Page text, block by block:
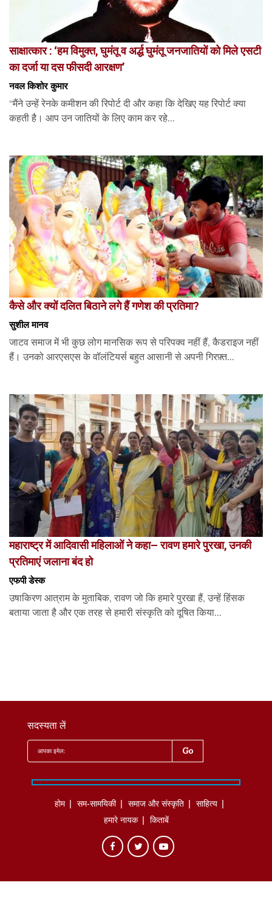
साक्षात्कार : ‘हम विमुक्त, घुमंतू व अर्द्ध घुमंतू जनजातियों को मिले एसटी
का दर्जा या दस फीसदी आरक्षण’
नवल किशोर कुमार
“मैंने उन्हें रेनके कमीशन की रिपोर्ट दी और कहा कि देखिए यह रिपोर्ट क्या
कहती है। आप उन जातियों के लिए काम कर रहे...
कैसे और क्यों दलित बिठाने लगे हैं गणेश की प्रतिमा?
सुशील मानव
जाटव समाज में भी कुछ लोग मानसिक रूप से परिपक्व नहीं हैं, कैडराइज नहीं
हैं। उनको आरएसएस के वॉलंटियर्स बहुत आसानी से अपनी गिरफ़्त...
महाराष्ट्र में आदिवासी महिलाओं ने कहा– रावण हमारे पुरखा, उनकी
प्रतिमाएं जलाना बंद हो
एफपी डेस्‍क
उषाकिरण आत्राम के मुताबिक, रावण जो कि हमारे पुरखा हैं, उन्हें हिंसक
बताया जाता है और एक तरह से हमारी संस्कृति को दूषित किया...
सदस्यता लें
होम सम-सामयिकी समाज और संस्कृति
साहित्‍य
हमारे नायक
किताबें